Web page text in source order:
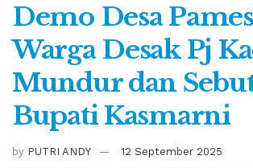
Demo Desa
Warga Desak Pj
Mundur dan
Bupati Kasmarni
by PUTRI ANDY 12 September 2025